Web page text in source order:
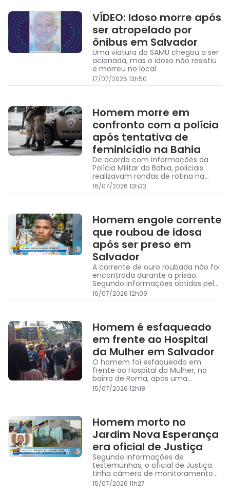
VÍDEO: Idoso morre após
ser atropelado por
ônibus em Salvador
Uma viatura do SAMU chegou a ser
acionada, mas o idoso não resistiu
e morreu no local
17/07/2026 13h50
Homem morre em
confronto com a polícia
após tentativa de
feminicídio na Bahia
De acordo com informações da
Polícia Militar da Bahia, policiais
realizavam rondas de rotina na
localidade quando ouviram os
gritos de socorro da vítima
16/07/2026 13h33
Homem engole corrente
que roubou de idosa
após ser preso em
Salvador
A corrente de ouro roubada não foi
encontrada durante a prisão.
Segundo informações obtidas pela
reportagem do Alô Juca, o suspeito
engoliu a jóia
16/07/2026 12h09
Homem é esfaqueado
em frente ao Hospital
da Mulher em Salvador
O homem foi esfaqueado em
frente ao Hospital da Mulher, no
bairro de Roma, após uma
discussão entre motoristas,
segundo testemunhas
15/07/2026 12h18
Homem morto no
Jardim Nova Esperança
era oficial de Justiça
Segundo informações de
testemunhas, o oficial de Justiça
tinha câmera de monitoramento
na residência onde morava e
recebeu diversos avisos da facção
15/07/2026 11h27